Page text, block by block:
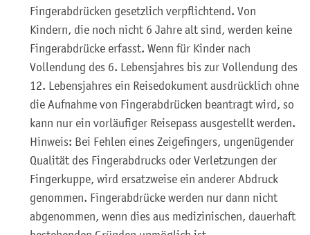
Fingerabdrücken gesetzlich verpflichtend. Von
Kindern, die noch nicht 6 Jahre alt sind, werden keine
Fingerabdrücke erfasst. Wenn für Kinder nach
Vollendung des 6. Lebensjahres bis zur Vollendung des
12. Lebensjahres ein Reisedokument ausdrücklich ohne
die Aufnahme von Fingerabdrücken beantragt wird, so
kann nur ein vorläufiger Reisepass ausgestellt werden.
Hinweis: Bei Fehlen eines Zeigefingers, ungenügender
Qualität des Fingerabdrucks oder Verletzungen der
Fingerkuppe, wird ersatzweise ein anderer Abdruck
genommen. Fingerabdrücke werden nur dann nicht
abgenommen, wenn dies aus medizinischen, dauerhaft